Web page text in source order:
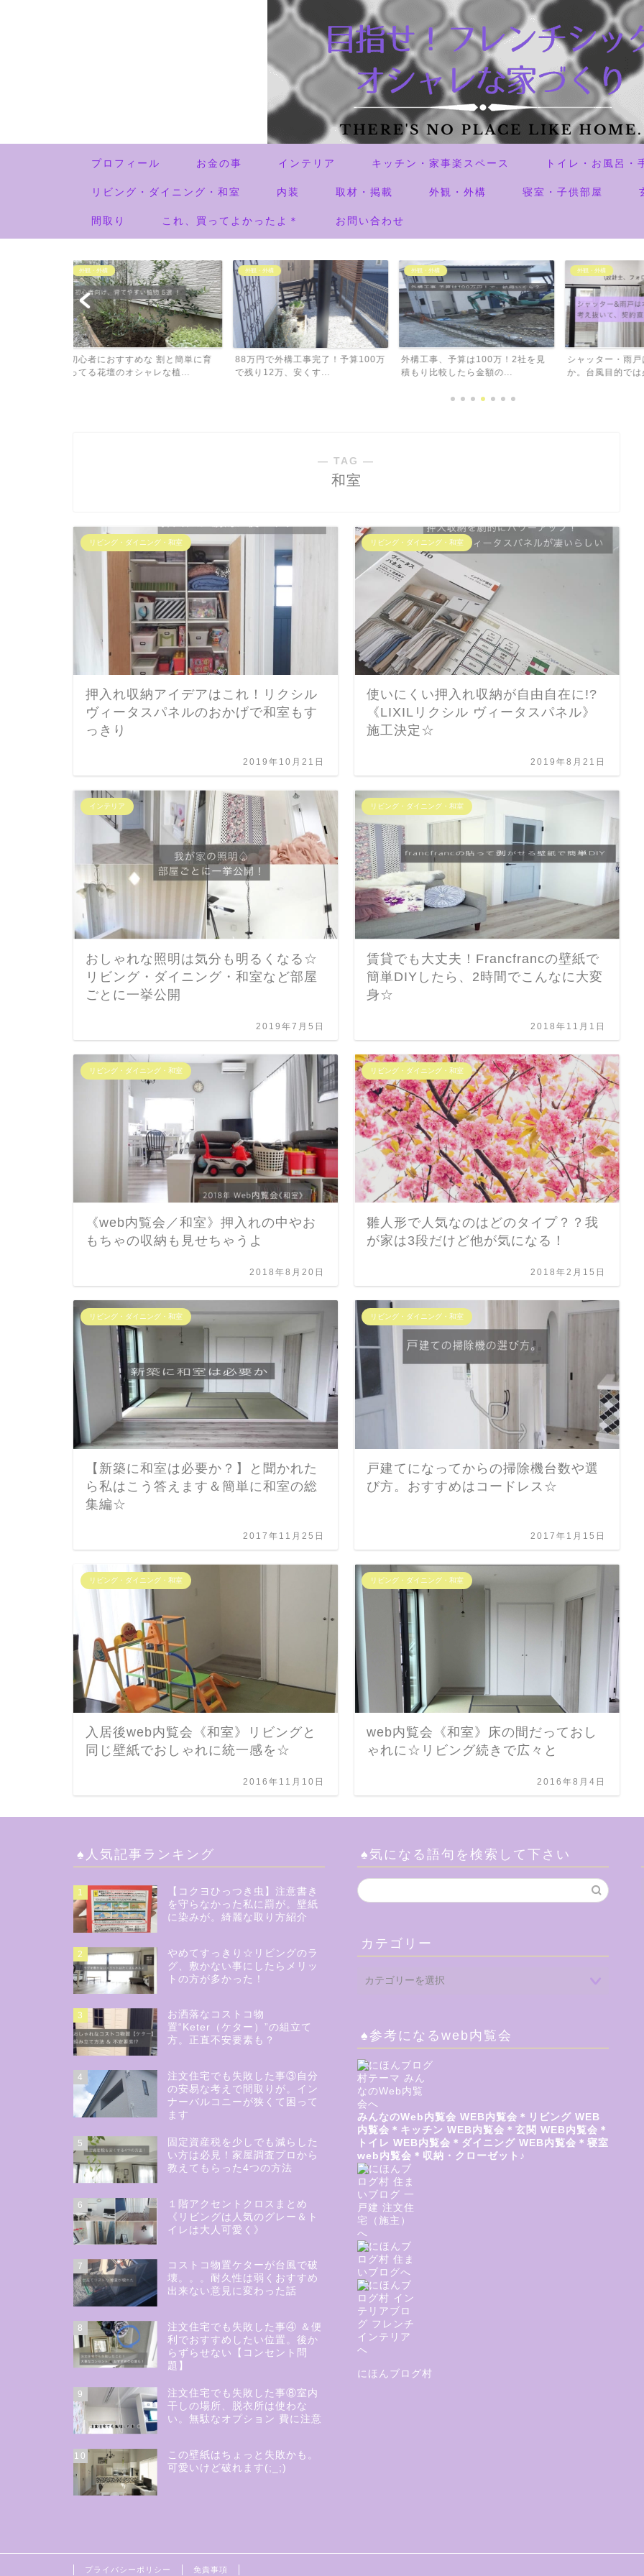
プロフィール お金の事 インテリア キッチン・家事楽スペース トイレ・お風呂・
リビング・ダイニング・和室 内装 取材・掲載 外観・外構 寝室・子供部屋
間取り これ、買ってよかったよ＊ お問い合わせ
外観・外構
88万円で外構工事完了！予算100万
で残り12万、安くす...
外観・外構
外構工事、予算は100万！2社を見
積もり比較したら金額の...
外観・外構
シャッター・雨戸は本当に必要なの
か。台風目的では必要なし...
失敗した事
注文住宅でも失
と思った大きな
― TAG ―
和室
リビング・ダイニング・和室
押入れ収納アイデアはこれ！リクシル
ヴィータスパネルのおかげで和室もす
っきり
2019年10月21日
リビング・ダイニング・和室
使いにくい押入れ収納が自由自在に!?
《LIXILリクシル ヴィータスパネル》
施工決定☆
2019年8月21日
インテリア
おしゃれな照明は気分も明るくなる☆
リビング・ダイニング・和室など部屋
ごとに一挙公開
2019年7月5日
リビング・ダイニング・和室
賃貸でも大丈夫！Francfrancの壁紙で
簡単DIYしたら、2時間でこんなに大変
身☆
2018年11月1日
リビング・ダイニング・和室
《web内覧会／和室》押入れの中やお
もちゃの収納も見せちゃうよ
2018年8月20日
リビング・ダイニング・和室
雛人形で人気なのはどのタイプ？？我
が家は3段だけど他が気になる！
2018年2月15日
リビング・ダイニング・和室
【新築に和室は必要か？】と聞かれた
ら私はこう答えます＆簡単に和室の総
集編☆
2017年11月25日
リビング・ダイニング・和室
戸建てになってからの掃除機台数や選
び方。おすすめはコードレス☆
2017年1月15日
リビング・ダイニング・和室
入居後web内覧会《和室》リビングと
同じ壁紙でおしゃれに統一感を☆
2016年11月10日
リビング・ダイニング・和室
web内覧会《和室》床の間だっておし
ゃれに☆リビング続きで広々と
2016年8月4日
♠︎人気記事ランキング
1
【コクヨひっつき虫】注意書き
を守らなかった私に罰が。壁紙
に染みが。綺麗な取り方紹介
2
やめてすっきり☆リビングのラ
グ、敷かない事にしたらメリッ
トの方が多かった！
3
お洒落なコストコ物
置“Keter（ケター）”の組立て
方。正直不安要素も？
4
注文住宅でも失敗した事③自分
の安易な考えで間取りが。イン
ナーバルコニーが狭くて困って
ます
5
固定資産税を少しでも減らした
い方は必見！家屋調査プロから
教えてもらった4つの方法
6
１階アクセントクロスまとめ
《リビングは人気のグレー＆ト
イレは大人可愛く》
7
コストコ物置ケターが台風で破
壊。。。耐久性は弱くおすすめ
出来ない意見に変わった話
8
注文住宅でも失敗した事④ ＆便
利でおすすめしたい位置。後か
らずらせない【コンセント問
題】
9
注文住宅でも失敗した事⑧室内
干しの場所、脱衣所は使わな
い。無駄なオプション 費に注意
10
この壁紙はちょっと失敗かも。
可愛いけど破れます(;_;)
♠気になる語句を検索して下さい
カテゴリー
♠参考になるweb内覧会
みんなのWeb内覧会 WEB内覧会＊リビング WEB
内覧会＊キッチン WEB内覧会＊玄関 WEB内覧会＊
トイレ WEB内覧会＊ダイニング WEB内覧会＊寝室
web内覧会＊収納・クローゼット♪
にほんブログ村
プライバシーポリシー 免責事項